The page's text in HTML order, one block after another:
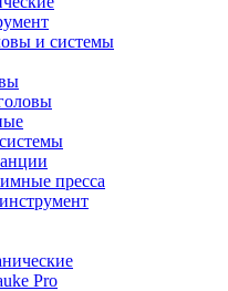
и системы
пресса
Pro